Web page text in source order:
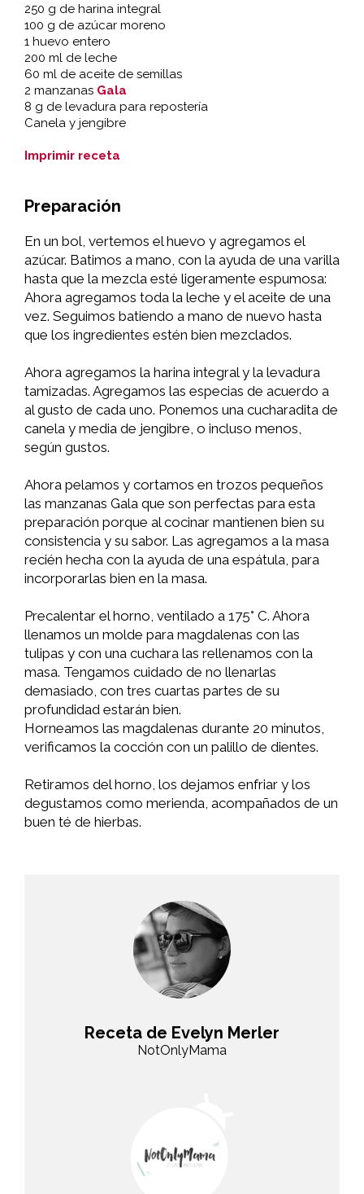
250 g de harina integral
100 g de azúcar moreno
1 huevo entero
200 ml de leche
60 ml de aceite de semillas
2 manzanas Gala
8 g de levadura para repostería
Canela y jengibre
Imprimir receta
Preparación
En un bol, vertemos el huevo y agregamos el
azúcar. Batimos a mano, con la ayuda de una varilla
hasta que la mezcla esté ligeramente espumosa:
Ahora agregamos toda la leche y el aceite de una
vez. Seguimos batiendo a mano de nuevo hasta
que los ingredientes estén bien mezclados.
Ahora agregamos la harina integral y la levadura
tamizadas. Agregamos las especias de acuerdo a
al gusto de cada uno. Ponemos una cucharadita de
canela y media de jengibre, o incluso menos,
según gustos.
Ahora pelamos y cortamos en trozos pequeños
las manzanas Gala que son perfectas para esta
preparación porque al cocinar mantienen bien su
consistencia y su sabor. Las agregamos a la masa
recién hecha con la ayuda de una espátula, para
incorporarlas bien en la masa.
Precalentar el horno, ventilado a 175° C. Ahora
llenamos un molde para magdalenas con las
tulipas y con una cuchara las rellenamos con la
masa. Tengamos cuidado de no llenarlas
demasiado, con tres cuartas partes de su
profundidad estarán bien.
Horneamos las magdalenas durante 20 minutos,
verificamos la cocción con un palillo de dientes.
Retiramos del horno, los dejamos enfriar y los
degustamos como merienda, acompañados de un
buen té de hierbas.
Receta de Evelyn Merler
NotOnlyMama